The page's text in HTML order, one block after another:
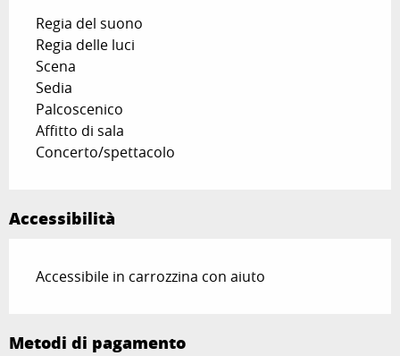
Regia del suono
Regia delle luci
Scena
Sedia
Palcoscenico
Affitto di sala
Concerto/spettacolo
Accessibilità
Accessibile in carrozzina con aiuto
Metodi di pagamento